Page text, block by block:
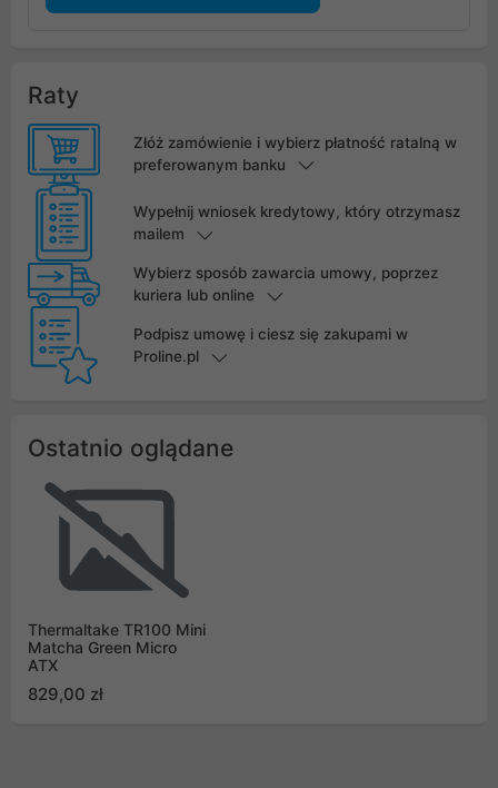
Raty
Złóż zamówienie i wybierz płatność ratalną w
preferowanym banku
Wypełnij wniosek kredytowy, który otrzymasz
mailem
Wybierz sposób zawarcia umowy, poprzez
kuriera lub online
Podpisz umowę i ciesz się zakupami w
Proline.pl
Ostatnio oglądane
Thermaltake TR100 Mini
Matcha Green Micro
ATX
829,00 zł